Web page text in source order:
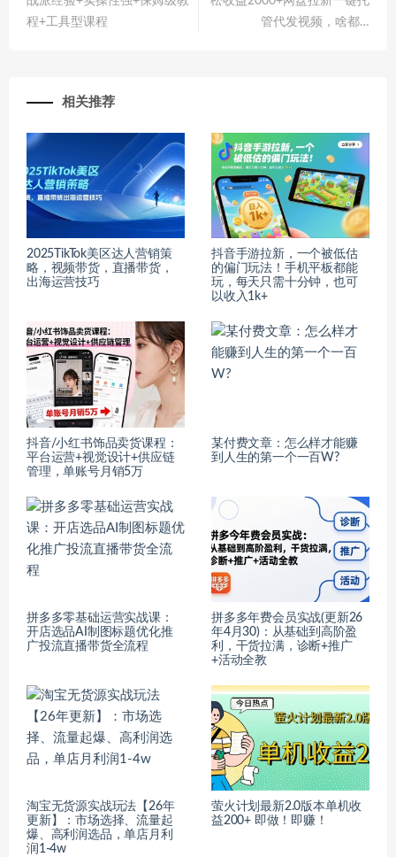
程+工具型课程
管代发视频，啥都…
相关推荐
2025TikTok美区达人营销策
略，视频带货，直播带货，
出海运营技巧
抖音手游拉新，一个被低估
的偏门玩法！手机平板都能
玩，每天只需十分钟，也可
以收入1k+
抖音/小红书饰品卖货课程：
平台运营+视觉设计+供应链
管理，单账号月销5万
​某付费文章：怎‮样么‬才能赚‮
人到‬生的第‮个一‬一百W?
拼多多零基础运营实战课：
开店选品AI制图标题优化推
广投流直播带货全流程
拼多多年费会员实战(更新26
年4月30)：从基础到高阶盈
利，干货拉满，诊断+推广
+活动全教
淘宝无货源实战玩法【26年
更新】：市场选择、流量起
爆、高利润选品，单店月利
润1-4w
萤火计划最新2.0版本单机收
益200+ 即做！即赚！